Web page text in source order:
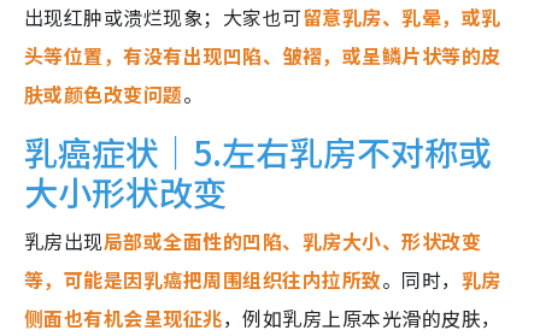
出现红肿或溃烂现象；大家也可留意乳房、乳晕，或乳
头等位置，有没有出现凹陷、皱褶，或呈鳞片状等的皮
肤或颜色改变问题。
乳癌症状｜5.左右乳房不对称或
大小形状改变
乳房出现局部或全面性的凹陷、乳房大小、形状改变
等，可能是因乳癌把周围组织往内拉所致。同时， 乳房
侧面也有机会呈现征兆，例如乳房上原本光滑的皮肤，